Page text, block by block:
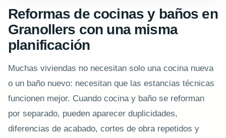
Reformas de cocinas y baños en
Granollers con una misma
planificación
Muchas viviendas no necesitan solo una cocina nueva
o un baño nuevo: necesitan que las estancias técnicas
funcionen mejor. Cuando cocina y baño se reforman
por separado, pueden aparecer duplicidades,
diferencias de acabado, cortes de obra repetidos y